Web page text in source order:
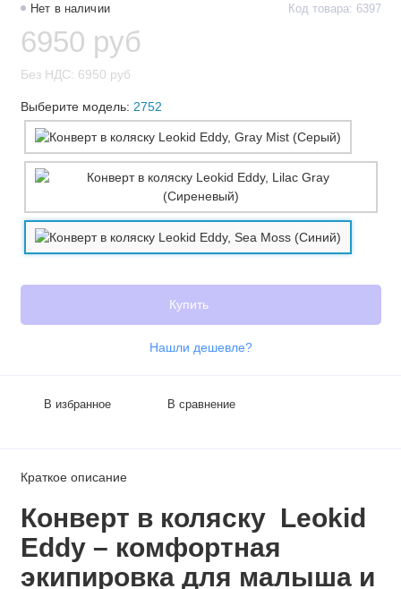
Нет в наличии Код товара: 6397
6950 руб
Без НДС: 6950 руб
Выберите модель: 2752
Купить
Нашли дешевле?
В избранное В сравнение
Краткое описание
Конверт в коляску Leokid
Eddy – комфортная
экипировка для малыша и